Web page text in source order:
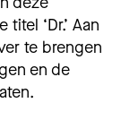
‘Dr.’ Aan
te brengen
en de